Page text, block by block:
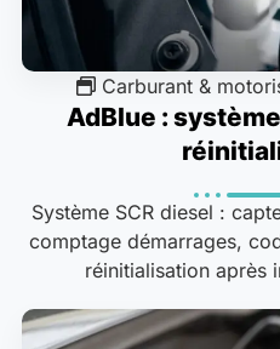
Carburant &
AdBlue :
Système SCR diesel :
comptage démarrages,
réinitialisation après